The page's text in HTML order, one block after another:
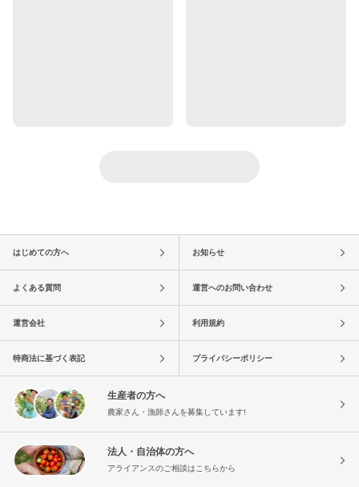
はじめての方へ お知らせ
よくある質問 運営へのお問い合わせ
運営会社 利用規約
特商法に基づく表記 プライバシーポリシー
生産者の方へ
農家さん・漁師さんを募集しています!
法人・自治体の方へ
アライアンスのご相談はこちらから